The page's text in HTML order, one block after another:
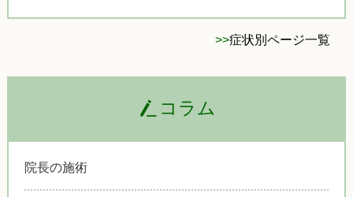
>>症状別ページ一覧
コラム
院長の施術